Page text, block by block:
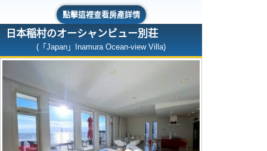
點擊這裡查看房產詳情
日本稲村のオーシャンビュー別荘
(「Japan」Inamura Ocean-view Villa)